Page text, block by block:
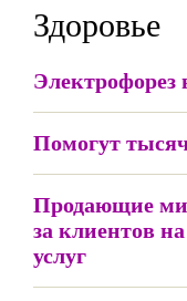
Здоровье
Электрофорез
Помогут
Продающие
за клиентов
услуг